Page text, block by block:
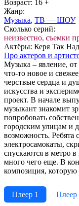
Воз­раст: 16 +
Жанр:
Му­зы­ка, ТВ — ШОУ
Сколь­ко се­рий:
неизвестно, съемки
Ак­тё­ры: Керя Так
Про ак­те­ров и
Музыка – явление, от
что-то новое и
черствые сердца и
искусства и
проект. В начале
музыкант знакомит
попробовать
городским улицам и
возможность. Ребята
электросамокаты,
спускаются в метро
много чего еще. В
композиция, которую
Плеер 1
Плеер